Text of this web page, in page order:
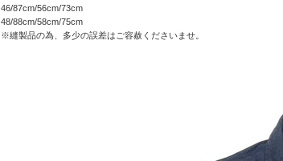
46/87cm/56cm/73cm
48/88cm/58cm/75cm
※縫製品の為、多少の誤差はご容赦くださいませ。